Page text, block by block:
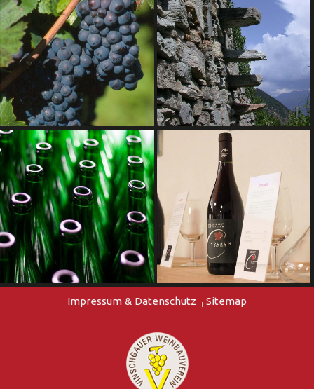
Impressum & Datenschutz Sitemap